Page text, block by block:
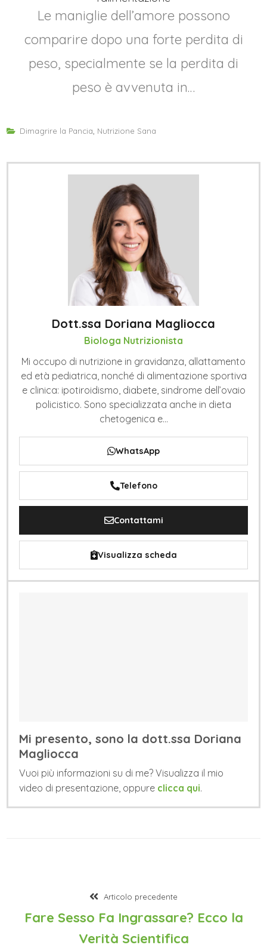
Le maniglie dell’amore possono
comparire dopo una forte perdita di
peso, specialmente se la perdita di
peso è avvenuta in…
Dimagrire la Pancia, Nutrizione Sana
Dott.ssa Doriana Magliocca
Biologa Nutrizionista
Mi occupo di nutrizione in gravidanza, allattamento
ed età pediatrica, nonché di alimentazione sportiva
e clinica: ipotiroidismo, diabete, sindrome dell’ovaio
policistico. Sono specializzata anche in dieta
chetogenica e...
WhatsApp
Telefono
Contattami
Visualizza scheda
Mi presento, sono la dott.ssa Doriana
Magliocca
Vuoi più informazioni su di me? Visualizza il mio
video di presentazione, oppure clicca qui.
Articolo precedente
Fare Sesso Fa Ingrassare? Ecco la
Verità Scientifica